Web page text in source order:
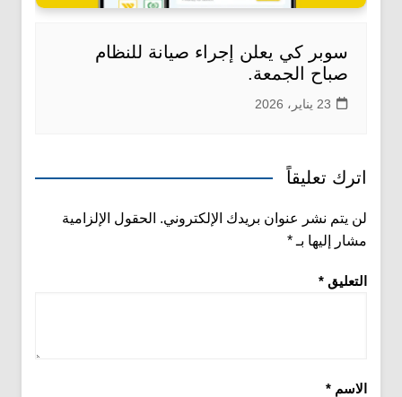
سوبر كي يعلن إجراء صيانة للنظام
صباح الجمعة.
23 يناير، 2026
اترك تعليقاً
لن يتم نشر عنوان بريدك الإلكتروني. الحقول الإلزامية
مشار إليها بـ *
التعليق *
الاسم *